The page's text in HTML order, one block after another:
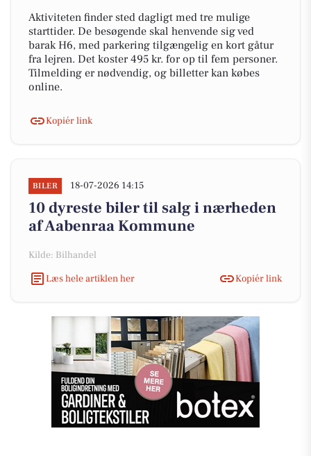
Aktiviteten finder sted dagligt med tre mulige
starttider. De besøgende skal henvende sig ved
barak H6, med parkering tilgængelig en kort gåtur
fra lejren. Det koster 495 kr. for op til fem personer.
Tilmelding er nødvendig, og billetter kan købes
online.
Kopiér link
BILER 18-07-2026 14:15
10 dyreste biler til salg i nærheden
af Aabenraa Kommune
Kilde: Bilhandel
Læs hele artiklen her
Kopiér link